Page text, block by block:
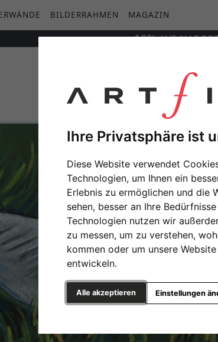
Ihre Privatsphäre ist
Diese Website verwendet
Technologien, um Ihnen ein
Erlebnis zu ermöglichen und die
sehen, besser an Ihre
Technologien nutzen wir
zu messen, um zu verstehen,
kommen oder um unsere
entwickeln.
Alle akzeptieren Einstellungen
BILDERRAHMEN MAGAZIN
10%AUFALLE